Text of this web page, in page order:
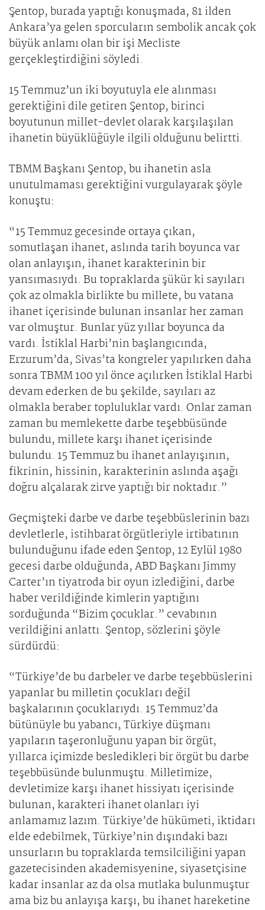
Şentop, burada yaptığı konuşmada, 81 ilden
Ankara’ya gelen sporcuların sembolik ancak çok
büyük anlamı olan bir işi Mecliste
gerçekleştirdiğini söyledi.
15 Temmuz’un iki boyutuyla ele alınması
gerektiğini dile getiren Şentop, birinci
boyutunun millet-devlet olarak karşılaşılan
ihanetin büyüklüğüyle ilgili olduğunu belirtti.
TBMM Başkanı Şentop, bu ihanetin asla
unutulmaması gerektiğini vurgulayarak şöyle
konuştu:
“15 Temmuz gecesinde ortaya çıkan,
somutlaşan ihanet, aslında tarih boyunca var
olan anlayışın, ihanet karakterinin bir
yansımasıydı. Bu topraklarda şükür ki sayıları
çok az olmakla birlikte bu millete, bu vatana
ihanet içerisinde bulunan insanlar her zaman
var olmuştur. Bunlar yüz yıllar boyunca da
vardı. İstiklal Harbi’nin başlangıcında,
Erzurum’da, Sivas’ta kongreler yapılırken daha
sonra TBMM 100 yıl önce açılırken İstiklal Harbi
devam ederken de bu şekilde, sayıları az
olmakla beraber topluluklar vardı. Onlar zaman
zaman bu memlekette darbe teşebbüsünde
bulundu, millete karşı ihanet içerisinde
bulundu. 15 Temmuz bu ihanet anlayışının,
fikrinin, hissinin, karakterinin aslında aşağı
doğru alçalarak zirve yaptığı bir noktadır.”
Geçmişteki darbe ve darbe teşebbüslerinin bazı
devletlerle, istihbarat örgütleriyle irtibatının
bulunduğunu ifade eden Şentop, 12 Eylül 1980
gecesi darbe olduğunda, ABD Başkanı Jimmy
Carter’ın tiyatroda bir oyun izlediğini, darbe
haber verildiğinde kimlerin yaptığını
sorduğunda “Bizim çocuklar.” cevabının
verildiğini anlattı. Şentop, sözlerini şöyle
sürdürdü:
“Türkiye’de bu darbeler ve darbe teşebbüslerini
yapanlar bu milletin çocukları değil
başkalarının çocuklarıydı. 15 Temmuz’da
bütünüyle bu yabancı, Türkiye düşmanı
yapıların taşeronluğunu yapan bir örgüt,
yıllarca içimizde besledikleri bir örgüt bu darbe
teşebbüsünde bulunmuştu. Milletimize,
devletimize karşı ihanet hissiyatı içerisinde
bulunan, karakteri ihanet olanları iyi
anlamamız lazım. Türkiye’de hükümeti, iktidarı
elde edebilmek, Türkiye’nin dışındaki bazı
unsurların bu topraklarda temsilciliğini yapan
gazetecisinden akademisyenine, siyasetçisine
kadar insanlar az da olsa mutlaka bulunmuştur
ama biz bu anlayışa karşı, bu ihanet hareketine